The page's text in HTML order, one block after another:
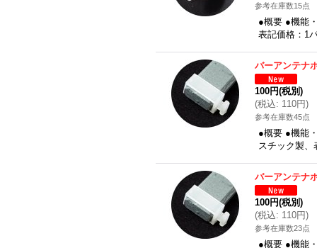
参考在庫数15点
●概要 ●機能
表記価格：1
バーアンテナ
100円(税別)
(税込: 110円)
参考在庫数45点
●概要 ●機能
スチック製
バーアンテナ
100円(税別)
(税込: 110円)
参考在庫数23点
●概要 ●機能